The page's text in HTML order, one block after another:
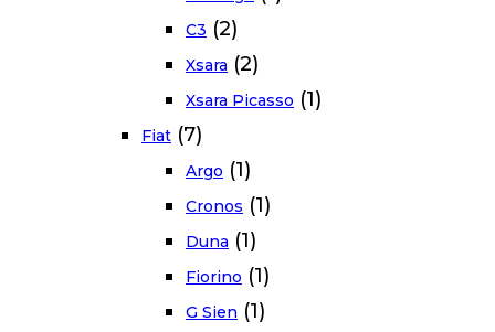
C3 (2)
Xsara (2)
Xsara Picasso (1)
Fiat (7)
Argo (1)
Cronos (1)
Duna (1)
Fiorino (1)
G Sien (1)